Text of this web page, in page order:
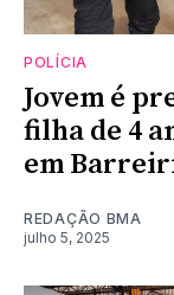
POLÍCIA
Jovem é
filha de 4
em
REDAÇÃO BMA
julho 5, 2025